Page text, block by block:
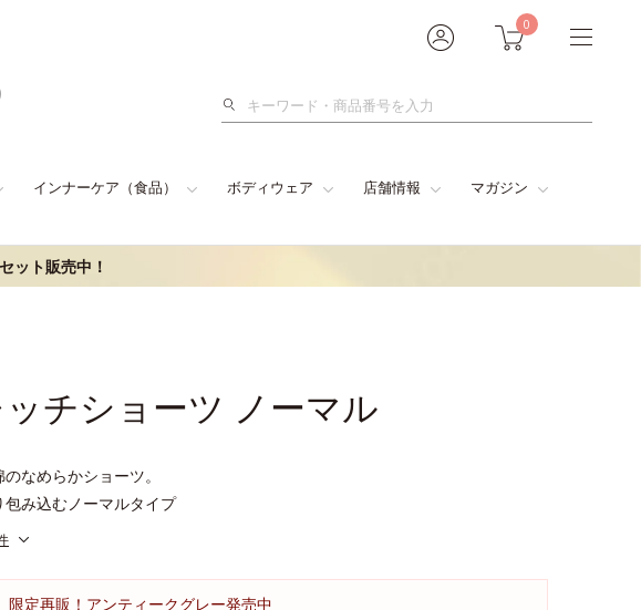
0
検
インナーケア（食品） ボディウェア 店舗情報 マガジン
ット販売中！
チショーツ ノーマル
なめらかショーツ。
包み込むノーマルタイプ
限定再販！アンティークグレー発売中